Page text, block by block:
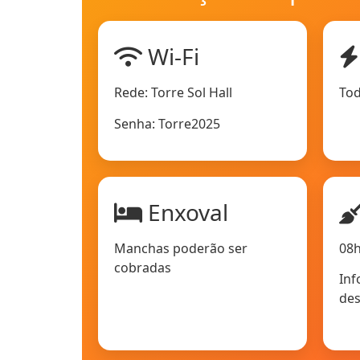
Wi-Fi
Rede: Torre Sol Hall
Senha: Torre2025
Enxoval
Manchas poderão ser
cobradas